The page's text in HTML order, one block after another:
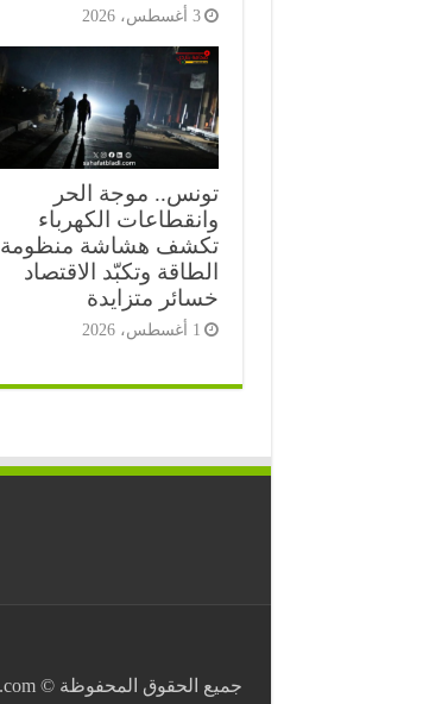
3 أغسطس، 2026
تونس.. موجة الحر
وانقطاعات الكهرباء
تكشف هشاشة منظومة
الطاقة وتكبّد الاقتصاد
خسائر متزايدة
1 أغسطس، 2026
جميع الحقوق المحفوظة © Copyright 2026 . All Rights Reserved https://sahafatbladi.com صحافة بلادي